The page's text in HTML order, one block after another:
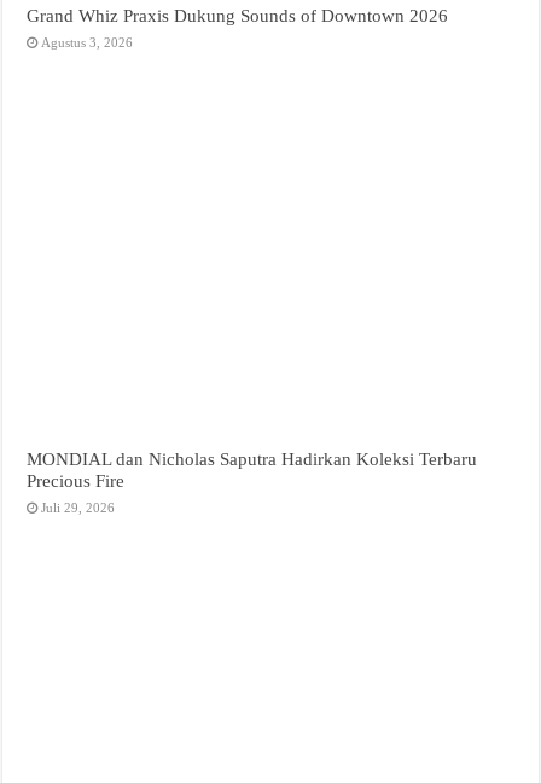
Grand Whiz Praxis Dukung Sounds of Downtown 2026
Agustus 3, 2026
MONDIAL dan Nicholas Saputra Hadirkan Koleksi Terbaru
Precious Fire
Juli 29, 2026